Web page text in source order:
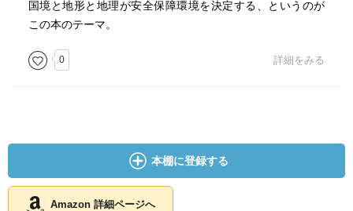
国境と地形と地理が安全保障環境を決定する、というのが
この本のテーマ。
0 詳細をみる
本棚に登録する
Amazon 詳細ページへ